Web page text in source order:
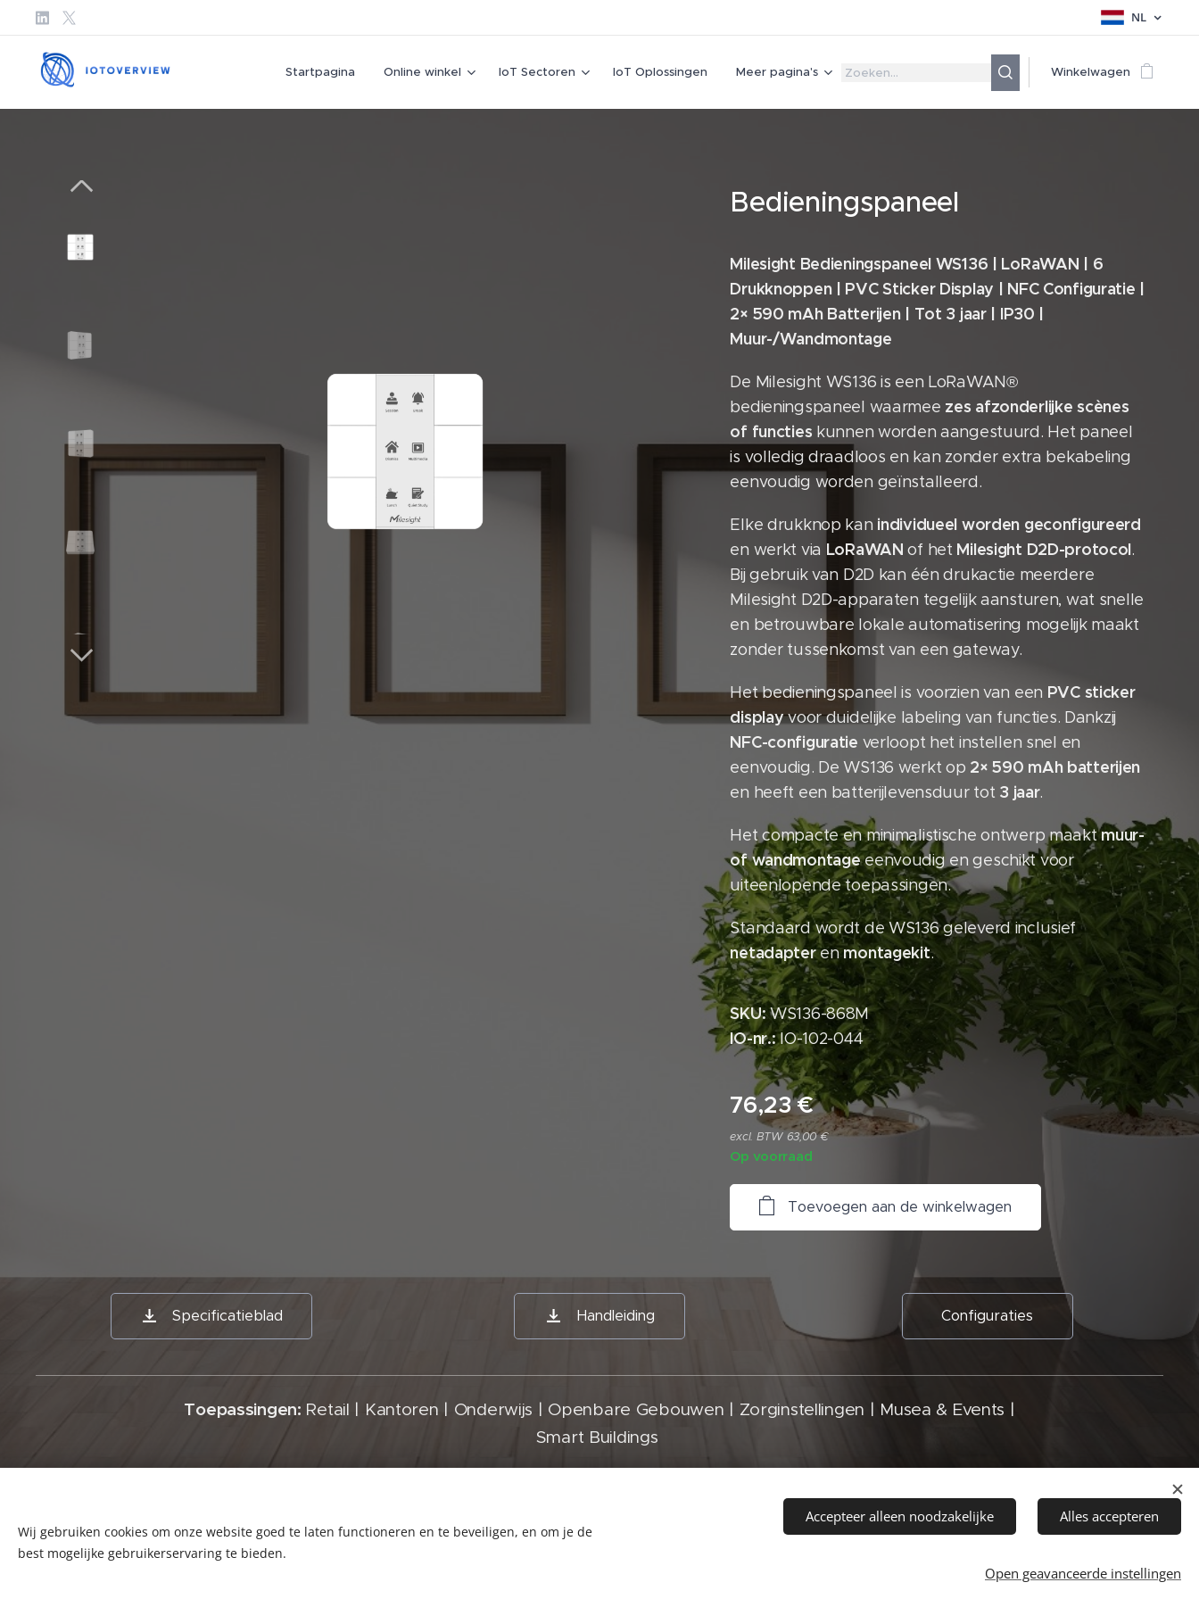
NL
Startpagina Online winkel IoT Sectoren IoT Oplossingen Meer pagina's Winkelwagen
Bedieningspaneel
Milesight Bedieningspaneel WS136 | LoRaWAN | 6
Drukknoppen | PVC Sticker Display | NFC Configuratie |
2× 590 mAh Batterijen | Tot 3 jaar | IP30 |
Muur-/Wandmontage
De Milesight WS136 is een LoRaWAN®
bedieningspaneel waarmee zes afzonderlijke scènes
of functies kunnen worden aangestuurd. Het paneel
is volledig draadloos en kan zonder extra bekabeling
eenvoudig worden geïnstalleerd.
Elke drukknop kan individueel worden geconfigureerd
en werkt via LoRaWAN of het Milesight D2D-protocol.
Bij gebruik van D2D kan één drukactie meerdere
Milesight D2D-apparaten tegelijk aansturen, wat snelle
en betrouwbare lokale automatisering mogelijk maakt
zonder tussenkomst van een gateway.
Het bedieningspaneel is voorzien van een PVC sticker
displayvoor duidelijke labeling van functies. Dankzij
NFC-configuratie verloopt het instellen snel en
eenvoudig. De WS136 werkt op 2× 590 mAh batterijen
en heeft een batterijlevensduur tot 3 jaar.
Het compacte en minimalistische ontwerp maaktmuur-
of wandmontageeenvoudig en geschikt voor
uiteenlopende toepassingen.
Standaard wordt de WS136 geleverd inclusief
netadapterenmontagekit.
SKU:WS136-868M
IO-nr.:IO-102-044
76,23€
excl. BTW 63,00 €
Op voorraad
Toevoegen aan de winkelwagen
Specificatieblad Handleiding Configuraties
Toepassingen: Retail | Kantoren | Onderwijs | Openbare Gebouwen | Zorginstellingen | Musea & Events |
Smart Buildings
KvK -nr. 96497297
Cookies
Wij gebruiken cookies om onze website goed te laten functioneren en te beveiligen, en om je de
best mogelijke gebruikerservaring te bieden.
Accepteer alleen noodzakelijke Alles accepteren
Open geavanceerde instellingen